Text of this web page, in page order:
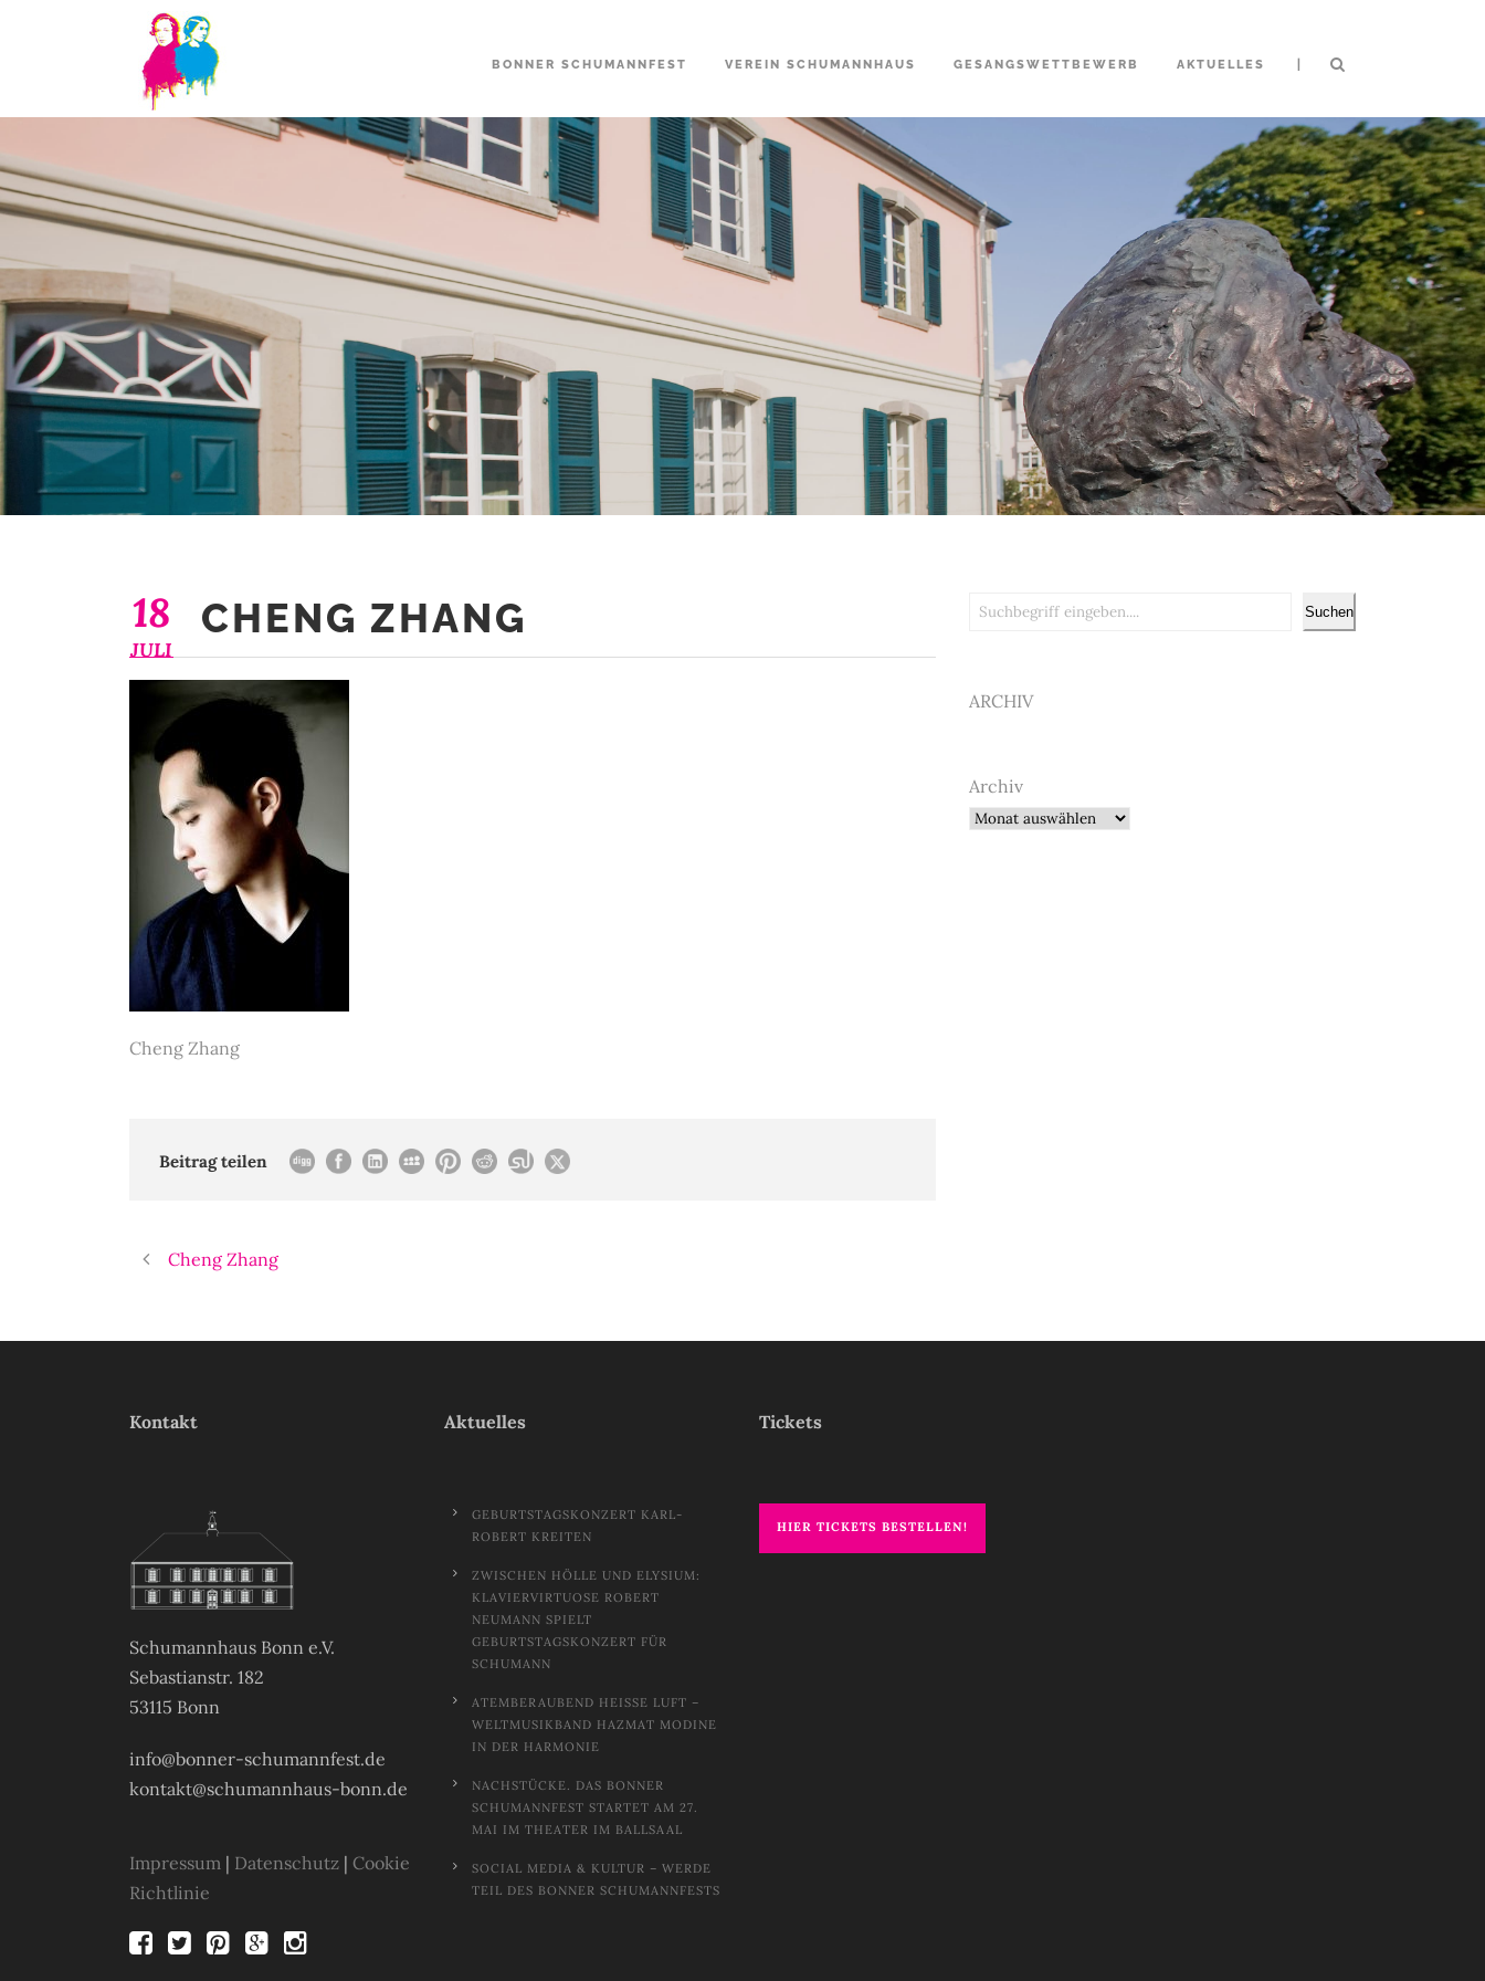
BONNER SCHUMANNFEST VEREIN SCHUMANNHAUS GESANGSWETTBEWERB AKTUELLES |
18
JULI
CHENG ZHANG
Cheng Zhang
Beitrag teilen
Cheng Zhang
Suchen Suchen
ARCHIV
Archiv
Kontakt
Schumannhaus Bonn e.V.
Sebastianstr. 182
53115 Bonn
info@bonner-schumannfest.de
kontakt@schumannhaus-bonn.de
Impressum | Datenschutz | Cookie
Richtlinie
Aktuelles
GEBURTSTAGSKONZERT KARL-
ROBERT KREITEN
ZWISCHEN HÖLLE UND ELYSIUM:
KLAVIERVIRTUOSE ROBERT
NEUMANN SPIELT
GEBURTSTAGSKONZERT FÜR
SCHUMANN
ATEMBERAUBEND HEISSE LUFT – W
ELTMUSIKBAND HAZMAT MODINE I
N DER HARMONIE
NACHSTÜCKE. DAS BONNER
SCHUMANNFEST STARTET AM 27.
MAI IM THEATER IM BALLSAAL
SOCIAL MEDIA & KULTUR – WERDE
TEIL DES BONNER SCHUMANNFESTS
Tickets
HIER TICKETS BESTELLEN!